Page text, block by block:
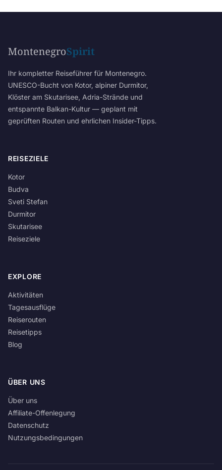
MontenegroSpirit
Ihr kompletter Reiseführer für Montenegro.
UNESCO-Bucht von Kotor, alpiner Durmitor,
Klöster am Skutarisee, Adria-Strände und
entspannte Balkan-Kultur — geplant mit
geprüften Routen und ehrlichen Insider-Tipps.
REISEZIELE
Kotor
Budva
Sveti Stefan
Durmitor
Skutarisee
Reiseziele
EXPLORE
Aktivitäten
Tagesausflüge
Reiserouten
Reisetipps
Blog
ÜBER UNS
Über uns
Affiliate-Offenlegung
Datenschutz
Nutzungsbedingungen